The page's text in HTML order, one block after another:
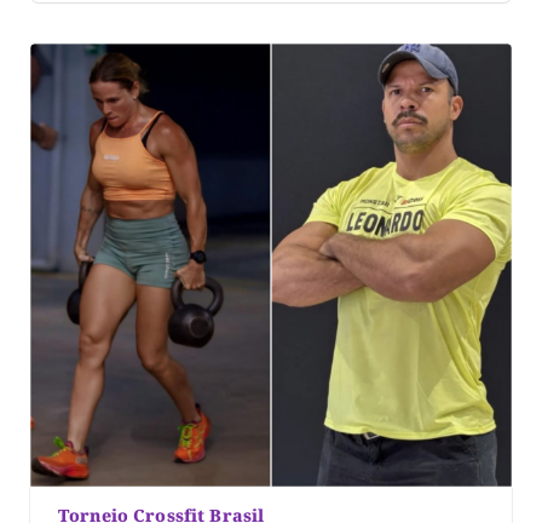
Torneio Crossfit Brasil